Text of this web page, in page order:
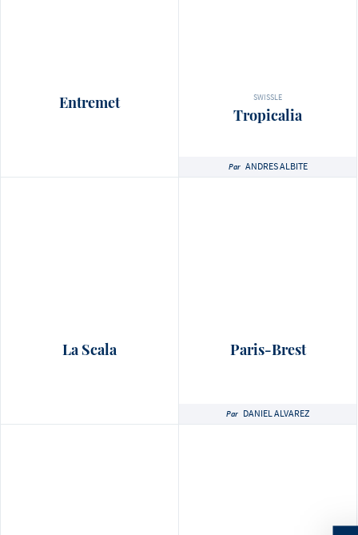
Entremet SWISSLE
Tropicalia
Par ANDRES ALBITE
La Scala Paris-Brest
Par DANIEL ALVAREZ